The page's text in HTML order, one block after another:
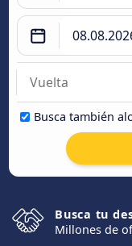
Busca también
Busca tu
Millones de